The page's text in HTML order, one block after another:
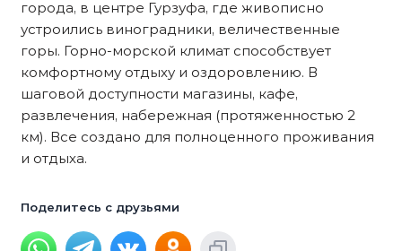
города, в центре Гурзуфа, где живописно
устроились виноградники, величественные
горы. Горно-морской климат способствует
комфортному отдыху и оздоровлению. В
шаговой доступности магазины, кафе,
развлечения, набережная (протяженностью 2
км). Все создано для полноценного проживания
и отдыха.
Поделитесь с друзьями